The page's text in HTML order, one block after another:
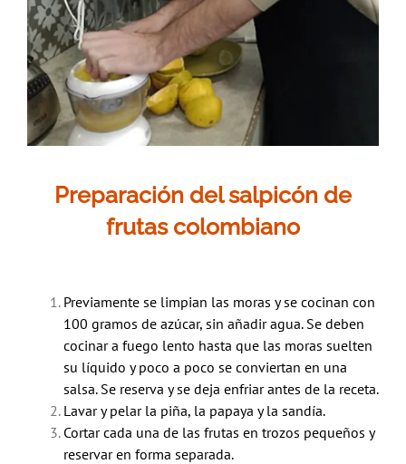
Preparación del salpicón de
frutas colombiano
Previamente se limpian las moras y se cocinan con
100 gramos de azúcar, sin añadir agua. Se deben
cocinar a fuego lento hasta que las moras suelten
su líquido y poco a poco se conviertan en una
salsa. Se reserva y se deja enfriar antes de la receta.
Lavar y pelar la piña, la papaya y la sandía.
Cortar cada una de las frutas en trozos pequeños y
reservar en forma separada.